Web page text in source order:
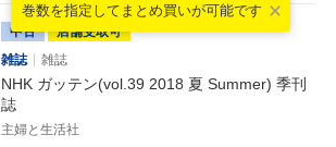
巻数を指定して まとめ買いが可能です
中古
店舗受取可
雑誌
雑誌
NHK ガッテン(vol.39 2018 夏 Summer) 季刊
誌
主婦と生活社